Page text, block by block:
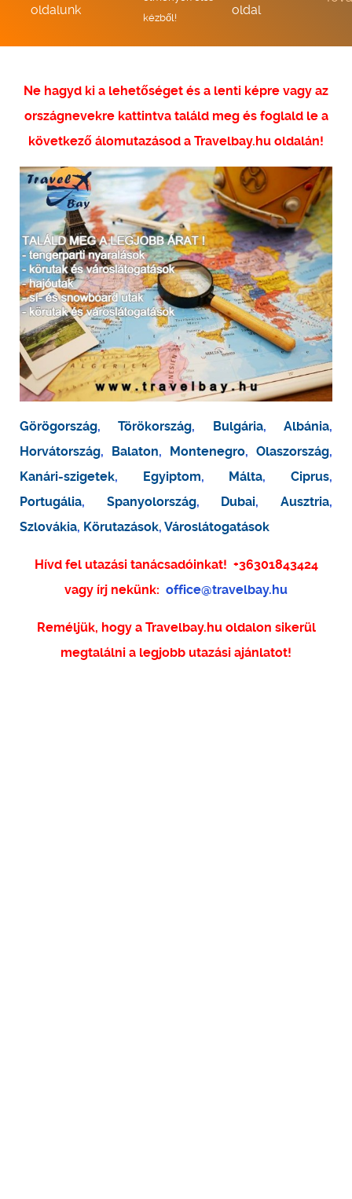
oldalunk
kézből!
oldal
Ne hagyd ki a lehetőséget és a lenti képre vagy az
országnevekre kattintva találd meg és foglald le a
következő álomutazásod a Travelbay.hu oldalán!
Görögország,Törökország, Bulgária,Albánia,
Horvátország, Balaton, Montenegro, Olaszország,
Kanári-szigetek, Egyiptom, Málta,Ciprus,
Portugália, Spanyolország, Dubai,Ausztria,
Szlovákia, Körutazások, Városlátogatások
Hívd fel utazási tanácsadóinkat! +36301843424
vagy írj nekünk: office@travelbay.hu
Reméljük, hogy a Travelbay.hu oldalon sikerül
megtalálni a legjobb utazási ajánlatot!